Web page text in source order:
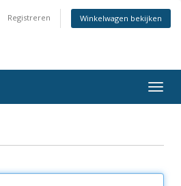
Registreren Winkelwagen bekijken